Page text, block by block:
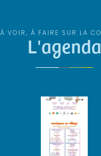
À VOIR, À FAIRE SUR LA
L'agenda